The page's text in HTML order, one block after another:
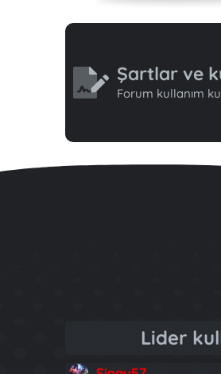
Şartlar ve
Forum kullanım
Lider